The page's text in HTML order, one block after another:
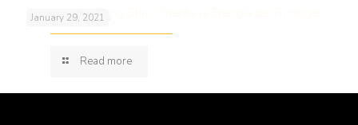
January 29, 2021
Decoración / Feng Shui: Orienta la Energía de Tu Hogar
Read more